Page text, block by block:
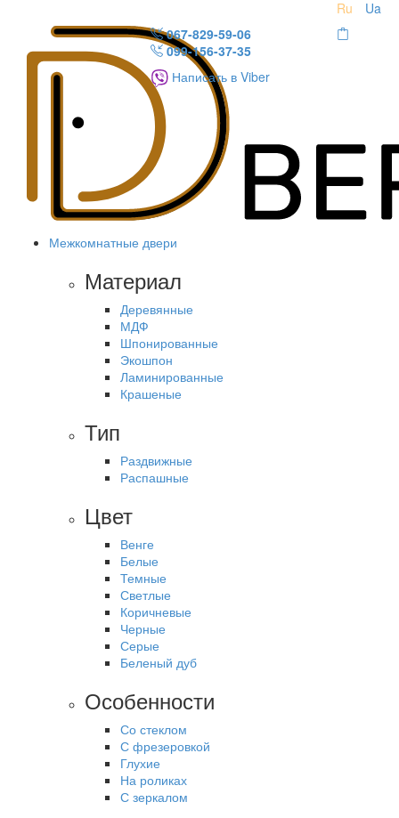
Ru
Ua
067-829-59-06
099-156-37-35
Написать в Viber
Межкомнатные двери
Материал
Деревянные
МДФ
Шпонированные
Экошпон
Ламинированные
Крашеные
Тип
Раздвижные
Распашные
Цвет
Венге
Белые
Темные
Светлые
Коричневые
Черные
Серые
Беленый дуб
Особенности
Со стеклом
С фрезеровкой
Глухие
На роликах
С зеркалом